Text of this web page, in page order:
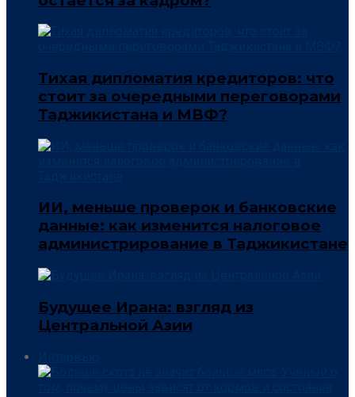
Тихая дипломатия кредиторов: что
стоит за очередными переговорами
Таджикистана и МВФ?
ИИ, меньше проверок и банковские
данные: как изменится налоговое
администрирование в Таджикистане
Будущее Ирана: взгляд из
Центральной Азии